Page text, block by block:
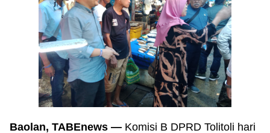
Baolan, TABEnews — Komisi B DPRD Tolitoli hari